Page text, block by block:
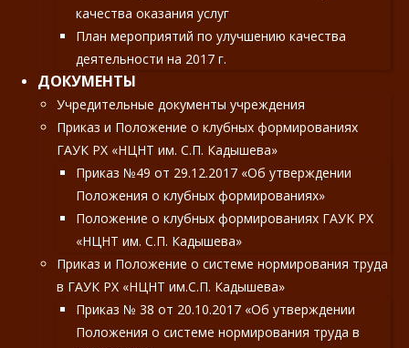
качества оказания услуг
План мероприятий по улучшению качества
деятельности на 2017 г.
ДОКУМЕНТЫ
Учредительные документы учреждения
Приказ и Положение о клубных формированиях
ГАУК РХ «НЦНТ им. С.П. Кадышева»
Приказ №49 от 29.12.2017 «Об утверждении
Положения о клубных формированиях»
Положение о клубных формированиях ГАУК РХ
«НЦНТ им. С.П. Кадышева»
Приказ и Положение о системе нормирования труда
в ГАУК РХ «НЦНТ им.С.П. Кадышева»
Приказ № 38 от 20.10.2017 «Об утверждении
Положения о системе нормирования труда в